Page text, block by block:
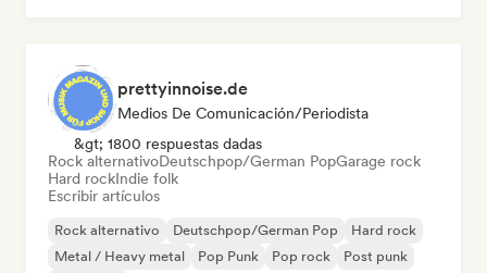
prettyinnoise.de
Medios De Comunicación/Periodista
&gt; 1800 respuestas dadas
Rock alternativoDeutschpop/German PopGarage rock
Hard rockIndie folk
Escribir artículos
Rock alternativo Deutschpop/German Pop
Hard rock
Metal / Heavy metal
Pop Punk Pop rock
Post punk